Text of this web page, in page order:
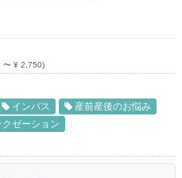
〜 ¥ 2,750)
インバス
産前産後のお悩み
クゼーション